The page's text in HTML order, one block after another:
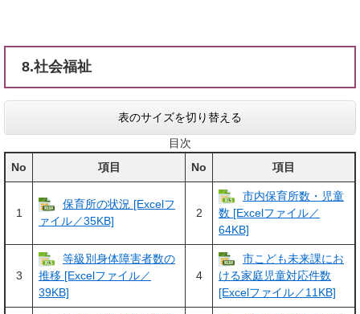
8.社会福祉
表のサイズを切り替える
目次
No
項目 No 項目
1
保育所の状況 [Excelフ
ァイル／35KB]
2
市内保育所数・児童
数 [Excelファイル／
64KB]
3
等級別身体障害者数の
推移 [Excelファイル／
39KB]
4
市こども未来課にお
ける家庭児童対応件数
[Excelファイル／11KB]